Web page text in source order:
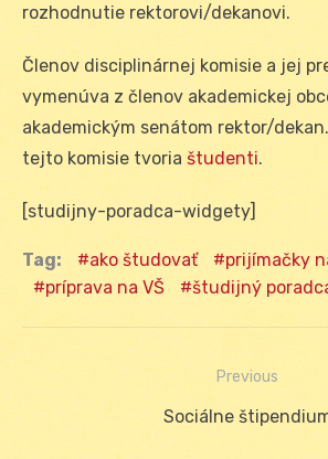
rozhodnutie rektorovi/dekanovi.
Členov disciplinárnej komisie a jej
vymenúva z členov akademickej
akademickým senátom rektor/
tejto komisie tvoria študenti.
[studijny-poradca-widgety]
Tag: ako študovať
prijímačky
príprava na VŠ
študijný
Navigácia
Previous
Previous
Sociálne